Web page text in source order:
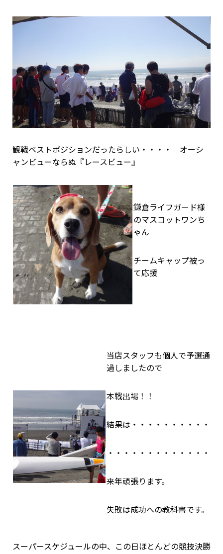
観戦ベストポジションだったらしい・・・・ オーシ
ャンビューならぬ『レースビュー』
鎌倉ライフガード様
のマスコットワンち
ゃん
チームキャップ被っ
て応援
当店スタッフも個人で予選通
過しましたので
本戦出場！！
結果は・・・・・・・・・・
・・・・・・・・・・・・・
来年頑張ります。
失敗は成功への教科書です。
スーパースケジュールの中、この日ほとんどの競技決勝